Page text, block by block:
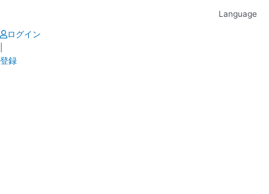
content
Language
ログイン
登録